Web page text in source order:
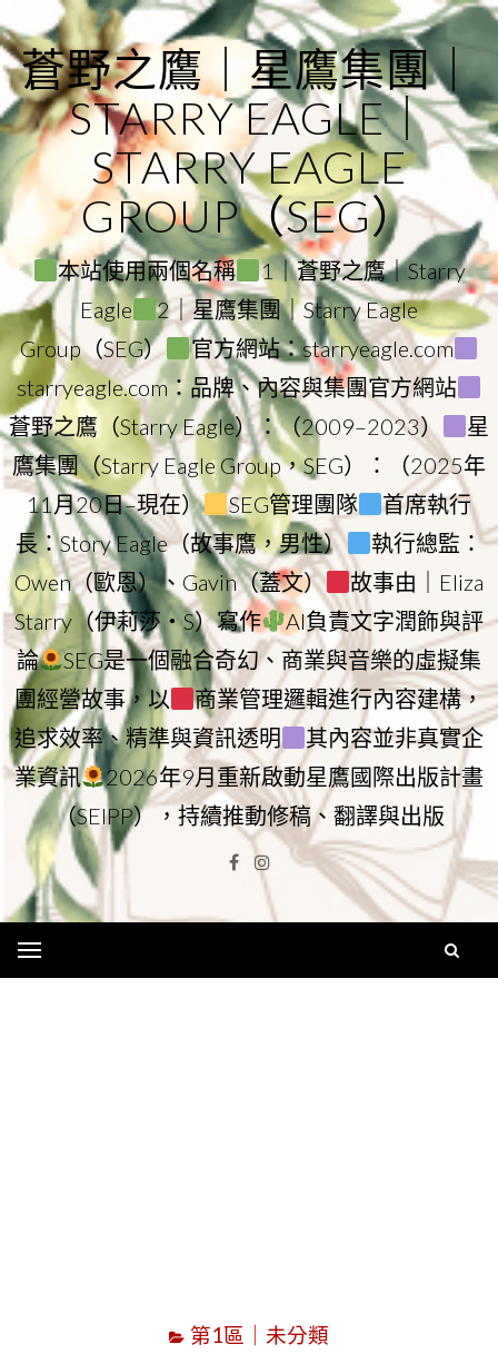
to
content
蒼野之鷹｜星鷹集團｜
STARRY EAGLE｜
STARRY EAGLE
GROUP（SEG）
本站使用兩個名稱
1｜蒼野之鷹｜Starry
Eagle
2｜星鷹集團｜Starry Eagle
Group（SEG）
官方網站：starryeagle.com
starryeagle.com：品牌、內容與集團官方網站
蒼野之鷹（Starry Eagle）：（2009–2023）
星
鷹集團（Starry Eagle Group，SEG）：（2025年
11月20日–現在）
SEG管理團隊
首席執行
長：Story Eagle（故事鷹，男性）
執行總監：
Owen（歐恩）、Gavin（蓋文）
故事由｜Eliza
Starry（伊莉莎・S）寫作
AI負責文字潤飾與評
論
SEG是一個融合奇幻、商業與音樂的虛擬集
團經營故事，以
商業管理邏輯進行內容建構，
追求效率、精準與資訊透明
其內容並非真實企
業資訊
2026年9月重新啟動星鷹國際出版計畫
（SEIPP），持續推動修稿、翻譯與出版
Facebook
Instagram
第1區｜未分類